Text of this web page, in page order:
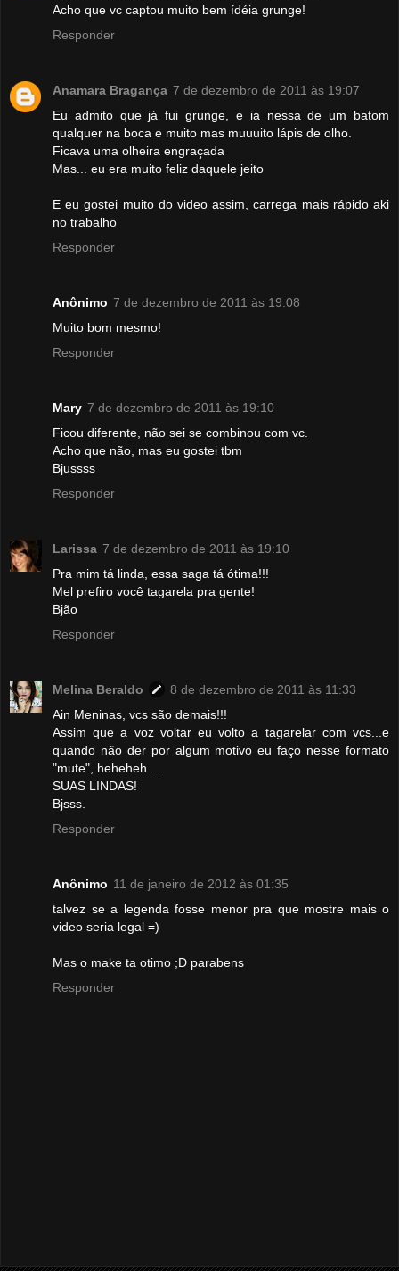
Acho que vc captou muito bem ídéia grunge!
Responder
Anamara Bragança 7 de dezembro de 2011 às 19:07
Eu admito que já fui grunge, e ia nessa de um batom
qualquer na boca e muito mas muuuito lápis de olho.
Ficava uma olheira engraçada
Mas... eu era muito feliz daquele jeito
E eu gostei muito do video assim, carrega mais rápido aki
no trabalho
Responder
Anônimo 7 de dezembro de 2011 às 19:08
Muito bom mesmo!
Responder
Mary 7 de dezembro de 2011 às 19:10
Ficou diferente, não sei se combinou com vc.
Acho que não, mas eu gostei tbm
Bjussss
Responder
Larissa 7 de dezembro de 2011 às 19:10
Pra mim tá linda, essa saga tá ótima!!!
Mel prefiro você tagarela pra gente!
Bjão
Responder
Melina Beraldo
8 de dezembro de 2011 às 11:33
Ain Meninas, vcs são demais!!!
Assim que a voz voltar eu volto a tagarelar com vcs...e
quando não der por algum motivo eu faço nesse formato
"mute", heheheh....
SUAS LINDAS!
Bjsss.
Responder
Anônimo 11 de janeiro de 2012 às 01:35
talvez se a legenda fosse menor pra que mostre mais o
video seria legal =)
Mas o make ta otimo ;D parabens
Responder